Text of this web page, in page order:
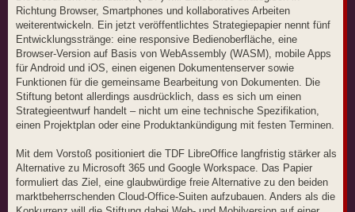
Richtung Browser, Smartphones und kollaboratives Arbeiten
weiterentwickeln. Ein jetzt veröffentlichtes Strategiepapier nennt fünf
Entwicklungsstränge: eine responsive Bedienoberfläche, eine
Browser-Version auf Basis von WebAssembly (WASM), mobile Apps
für Android und iOS, einen eigenen Dokumentenserver sowie
Funktionen für die gemeinsame Bearbeitung von Dokumenten. Die
Stiftung betont allerdings ausdrücklich, dass es sich um einen
Strategieentwurf handelt – nicht um eine technische Spezifikation,
einen Projektplan oder eine Produktankündigung mit festen Terminen.
Mit dem Vorstoß positioniert die TDF LibreOffice langfristig stärker als
Alternative zu Microsoft 365 und Google Workspace. Das Papier
formuliert das Ziel, eine glaubwürdige freie Alternative zu den beiden
marktbeherrschenden Cloud-Office-Suiten aufzubauen. Anders als die